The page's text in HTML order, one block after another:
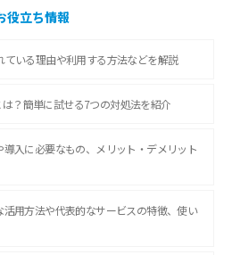
役立ち情報
いる理由や利用する方法などを解説
？簡単に試せる7つの対処法を紹介
入に必要なもの、メリット・デメリット
用方法や代表的なサービスの特徴、使い